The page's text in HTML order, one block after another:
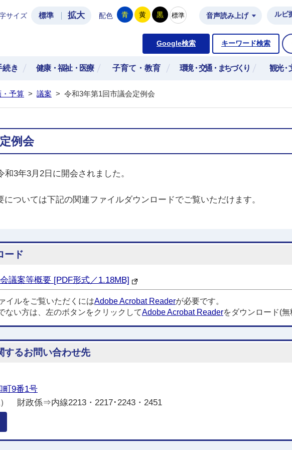
土浦市公式ホームページ
サイズ 標準 拡大 配色 青 黄 黒 標準 音声読み上げ ルビ
Google検索 キーワード検索
続き 健康・福祉・医療 子育て・教育 環境・交通・まちづくり 観光・
・予算 > 議案 > 令和3年第1回市議会定例会
例会
3年3月2日に開会されました。
ついては下記の関連ファイルダウンロードでご覧いただけます。
ード
議案等概要 [PDF形式／1.18MB]
イルをご覧いただくにはAdobe Acrobat Readerが必要です。
ない方は、左のボタンをクリックしてAdobe Acrobat Readerをダウンロード(無
するお問い合わせ先
町9番1号
財政係⇒内線2213・2217･2243・2451